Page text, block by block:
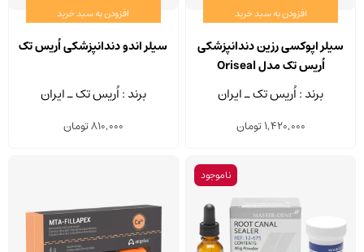
افزودن به سبد خرید
سیلر اپوکسی رزین دندانپزشکی
اُریس تک مدل Oriseal
برند : اُریس تک ـ ایران
1,420,000تومان
افزودن به سبد خرید
سیلر اندو دندانپزشکی اُریس تک
برند : اُریس تک ـ ایران
810,000تومان
ناموجود